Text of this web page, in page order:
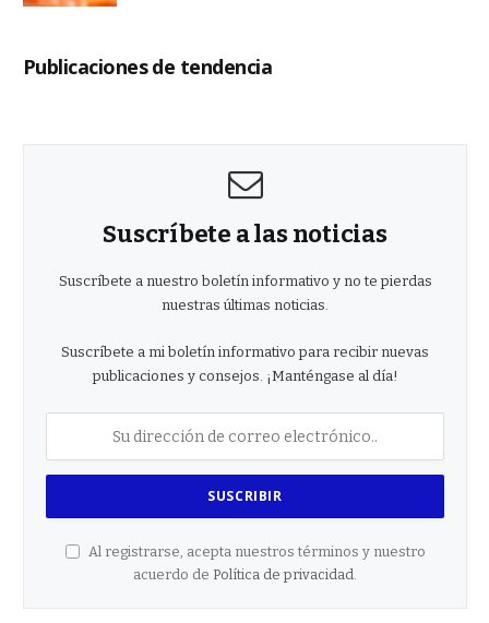
Publicaciones de tendencia
Suscríbete a las noticias
Suscríbete a nuestro boletín informativo y no te pierdas
nuestras últimas noticias.
Suscríbete a mi boletín informativo para recibir nuevas
publicaciones y consejos. ¡Manténgase al día!
Al registrarse, acepta nuestros términos y nuestro
acuerdo de Política de privacidad.